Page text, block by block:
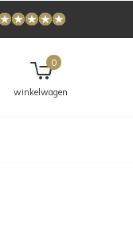
winkelwagen
0